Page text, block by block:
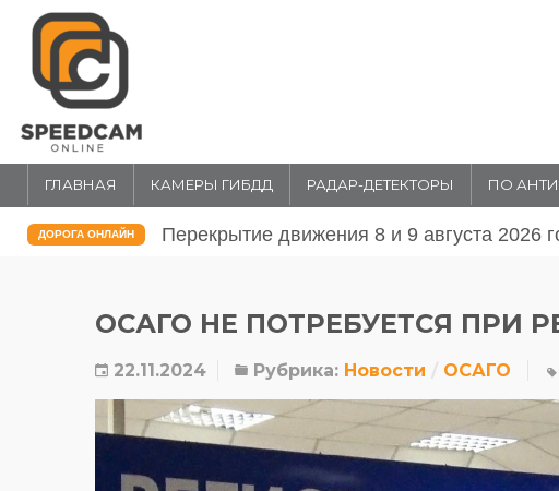
ГЛАВНАЯ КАМЕРЫ ГИБДД РАДАР-ДЕТЕКТОРЫ ПО
ДОРОГА ОНЛАЙН Перекрытие движения 31 июля и 1 августа
ОСАГО НЕ ПОТРЕБУЕТСЯ ПРИ
22.11.2024 Рубрика: Новости ОСАГО